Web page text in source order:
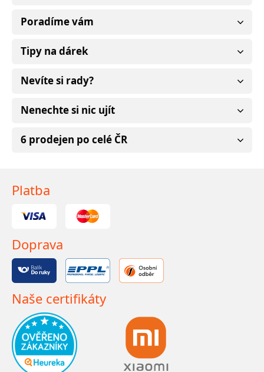
Poradíme vám
Tipy na dárek
Nevíte si rady?
Nenechte si nic ujít
6 prodejen po celé ČR
Platba
Doprava
Naše certifikáty